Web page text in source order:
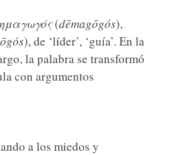
(dēmagōgós),
), de ‘líder’, ‘guía’. En la
la palabra se transformó
con argumentos
a los miedos y